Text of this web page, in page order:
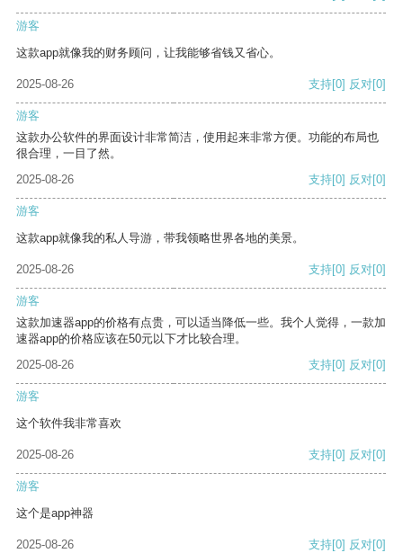
游客
这款app就像我的财务顾问，让我能够省钱又省心。
2025-08-26 支持[0] 反对[0]
游客
这款办公软件的界面设计非常简洁，使用起来非常方便。功能的布局也
很合理，一目了然。
2025-08-26
支持[0] 反对[0]
游客
这款app就像我的私人导游，带我领略世界各地的美景。
2025-08-26 支持[0] 反对[0]
游客
这款加速器app的价格有点贵，可以适当降低一些。我个人觉得，一款加
速器app的价格应该在50元以下才比较合理。
2025-08-26
支持[0] 反对[0]
游客
这个软件我非常喜欢
2025-08-26 支持[0] 反对[0]
游客
这个是app神器
2025-08-26 支持[0] 反对[0]